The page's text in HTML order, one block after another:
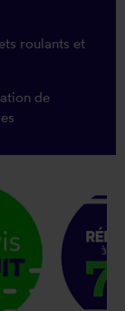
roulants et
de
keyboard_arrow_right